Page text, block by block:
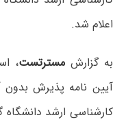
اعلام شد.
به گزارشمسترتست،
آیین نامه پذیرش